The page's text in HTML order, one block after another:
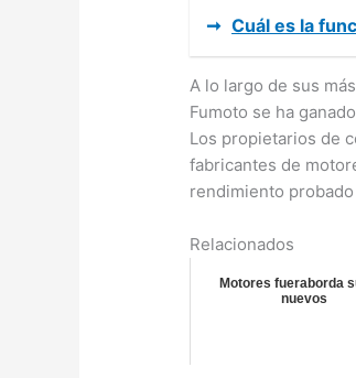
➞ Cuál es la
A lo largo de sus
Fumoto se ha
Los propietarios de
fabricantes de
rendimiento
Relacionados
Motores fueraborda
nuevos